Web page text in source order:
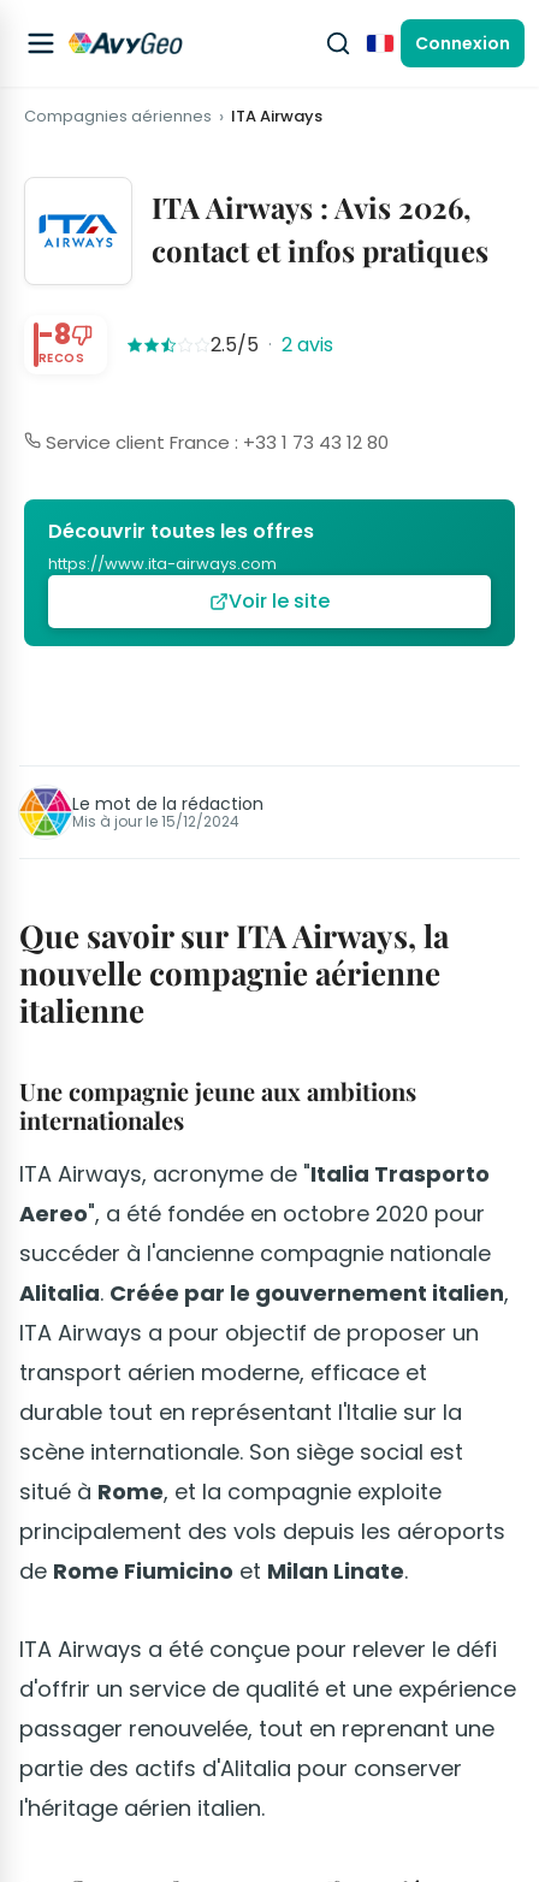
FrançaisConnexion
Compagnies aériennes ITA Airways
ITA Airways : Avis 2026,
contact et infos pratiques
-8
RECOS 2.5/5 · 2 avis
Service client France : +33 1 73 43 12 80
Découvrir toutes les offres
https://www.ita-airways.com
Voir le site
Le mot de la rédaction
Mis à jour le15/12/2024
Que savoir sur ITA Airways, la
nouvelle compagnie aérienne
italienne
Une compagnie jeune aux ambitions
internationales
ITA Airways, acronyme de "Italia Trasporto
Aereo", a été fondée en octobre 2020 pour
succéder à l'ancienne compagnie nationale
Alitalia. Créée par le gouvernement italien,
ITA Airways a pour objectif de proposer un
transport aérien moderne, efficace et
durable tout en représentant l'Italie sur la
scène internationale. Son siège social est
situé à Rome, et la compagnie exploite
principalement des vols depuis les aéroports
de Rome Fiumicino et Milan Linate.
ITA Airways a été conçue pour relever le défi
d'offrir un service de qualité et une expérience
passager renouvelée, tout en reprenant une
partie des actifs d'Alitalia pour conserver
l'héritage aérien italien.